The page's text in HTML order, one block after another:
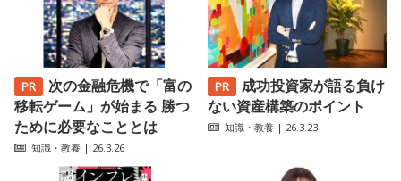
次の金融危機で「富の
移転ゲーム」が始まる 勝つ
ために必要なこととは
知識・教養 | 26.3.26
成功投資家が語る負け
ない資産構築のポイント
知識・教養 | 26.3.23